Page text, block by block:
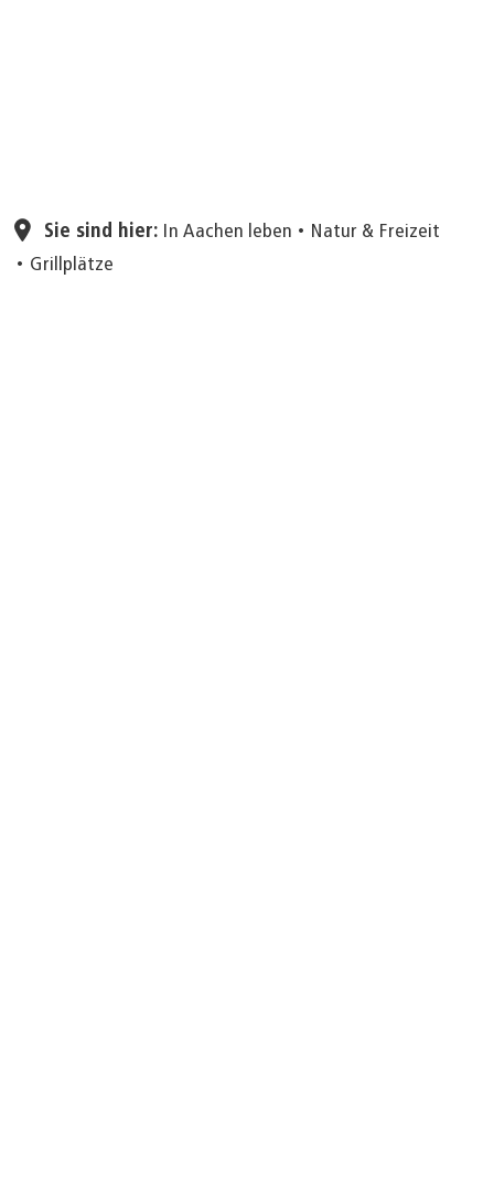
Sie sind hier: In Aachen leben
Natur & Freizeit
Grillplätze